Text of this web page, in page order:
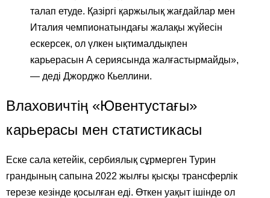
талап етуде. Қазіргі қаржылық жағдайлар мен
Италия чемпионатындағы жалақы жүйесін
ескерсек, ол үлкен ықтималдықпен
карьерасын А сериясында жалғастырмайды»,
— деді Джорджо Кьеллини.
Влаховичтің «Ювентустағы»
карьерасы мен статистикасы
Еске сала кетейік, сербиялық сұрмерген Турин
грандының сапына 2022 жылғы қысқы трансферлік
терезе кезінде қосылған еді. Өткен уақыт ішінде ол